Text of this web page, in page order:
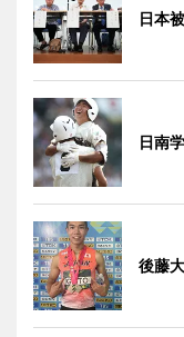
日本
日南
後藤